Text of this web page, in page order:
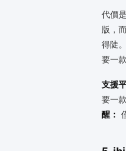
代價
版，
得陡
要一
支援
要一
醒：